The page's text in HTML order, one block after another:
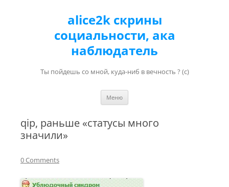
alice2k скрины
социальности, ака
наблюдатель
Ты пойдешь со мной, куда-ниб в вечность ? (с)
Меню
qip, раньше «статусы много
значили»
0 Comments